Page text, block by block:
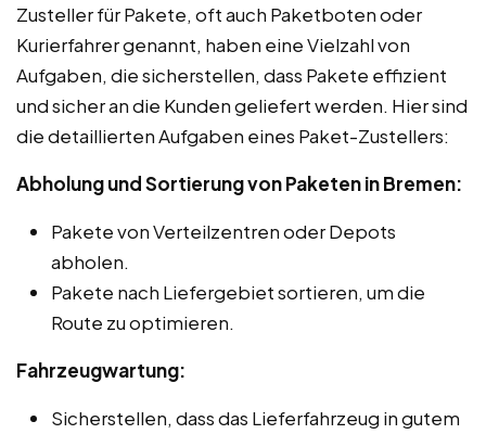
Zusteller für Pakete, oft auch Paketboten oder
Kurierfahrer genannt, haben eine Vielzahl von
Aufgaben, die sicherstellen, dass Pakete effizient
und sicher an die Kunden geliefert werden. Hier sind
die detaillierten Aufgaben eines Paket-Zustellers:
Abholung und Sortierung von Paketen in Bremen:
Pakete von Verteilzentren oder Depots
abholen.
Pakete nach Liefergebiet sortieren, um die
Route zu optimieren.
Fahrzeugwartung:
Sicherstellen, dass das Lieferfahrzeug in gutem